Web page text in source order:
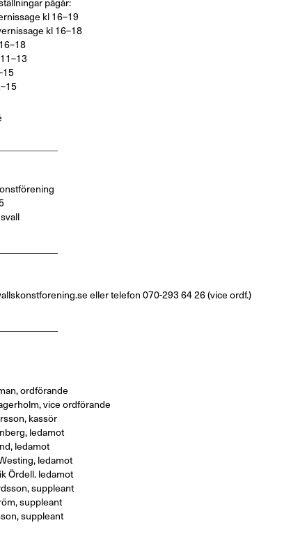
kl 16–19
kl 16–18
eller telefon 070-293 64 26 (vice ordf.)
ordförande
vice ordförande
kassör
ledamot
ledamot
ledamot
Ördell. ledamot
suppleant
suppleant
suppleant